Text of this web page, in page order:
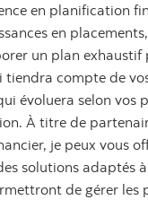
en planification
en
un plan exhaustif
tiendra compte de
évoluera selon vos
À titre de
je peux vous
solutions adaptés
de gérer les